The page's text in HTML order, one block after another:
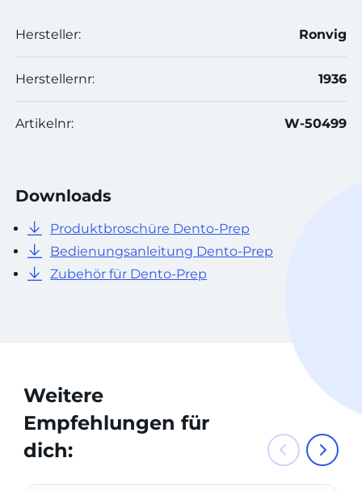
Hersteller: Ronvig
Herstellernr: 1936
Artikelnr: W-50499
Downloads
Produktbroschüre Dento-Prep
Bedienungsanleitung Dento-Prep
Zubehör für Dento-Prep
Weitere
Empfehlungen für
dich: